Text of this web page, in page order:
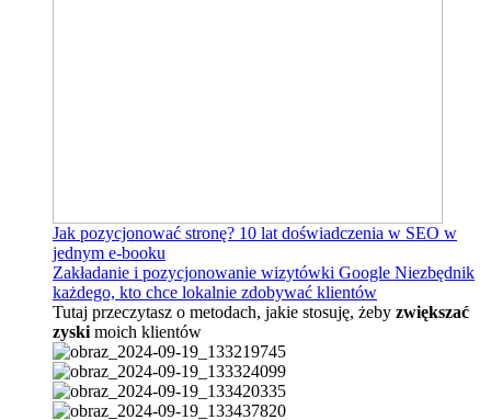
Jak pozycjonować stronę? 10 lat doświadczenia w SEO w
jednym e-booku
Zakładanie i pozycjonowanie wizytówki Google Niezbędnik
każdego, kto chce lokalnie zdobywać klientów
Tutaj przeczytasz o metodach, jakie stosuję, żeby zwiększać
zyski moich klientów